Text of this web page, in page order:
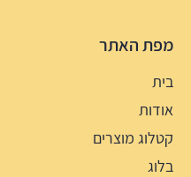
מפת האתר
בית
אודות
קטלוג מוצרים
בלוג